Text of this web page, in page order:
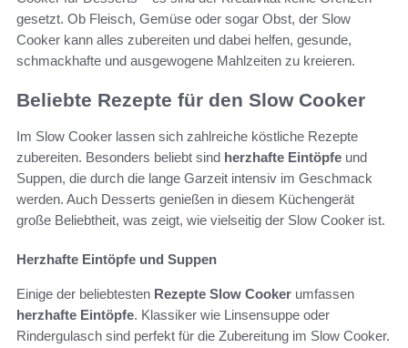
gesetzt. Ob Fleisch, Gemüse oder sogar Obst, der Slow
Cooker kann alles zubereiten und dabei helfen, gesunde,
schmackhafte und ausgewogene Mahlzeiten zu kreieren.
Beliebte Rezepte für den Slow Cooker
Im Slow Cooker lassen sich zahlreiche köstliche Rezepte
zubereiten. Besonders beliebt sind herzhafte Eintöpfe und
Suppen, die durch die lange Garzeit intensiv im Geschmack
werden. Auch Desserts genießen in diesem Küchengerät
große Beliebtheit, was zeigt, wie vielseitig der Slow Cooker ist.
Herzhafte Eintöpfe und Suppen
Einige der beliebtesten Rezepte Slow Cooker umfassen
herzhafte Eintöpfe. Klassiker wie Linsensuppe oder
Rindergulasch sind perfekt für die Zubereitung im Slow Cooker.